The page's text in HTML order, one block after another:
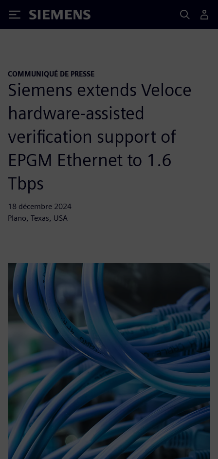
Siemens
COMMUNIQUÉ DE PRESSE
Siemens extends Veloce
hardware-assisted
verification support of
EPGM Ethernet to 1.6
Tbps
18 décembre 2024
Plano, Texas, USA